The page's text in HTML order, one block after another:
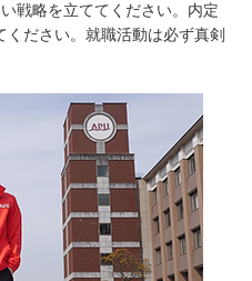
戦略を立ててください。内定
ださい。就職活動は必ず真剣